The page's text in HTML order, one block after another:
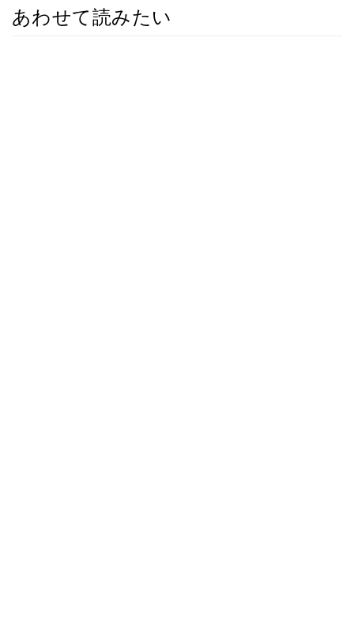
あわせて読みたい